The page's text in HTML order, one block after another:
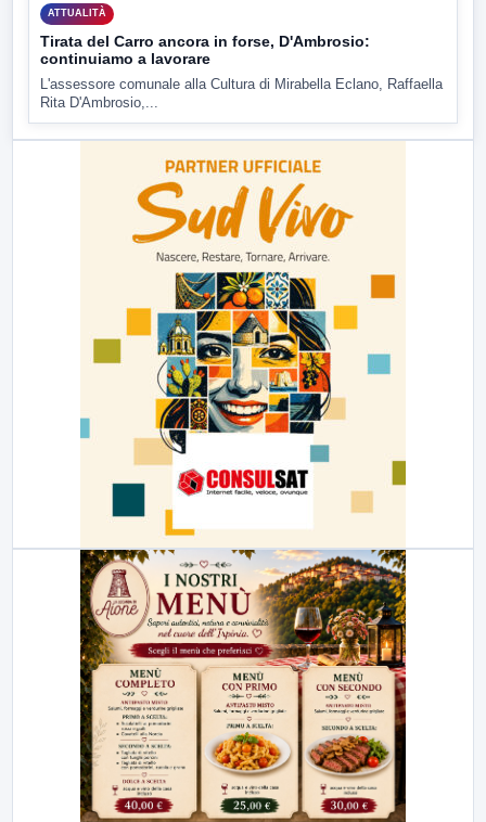
ATTUALITÀ
Tirata del Carro ancora in forse, D'Ambrosio:
continuiamo a lavorare
L'assessore comunale alla Cultura di Mirabella Eclano, Raffaella
Rita D'Ambrosio,...